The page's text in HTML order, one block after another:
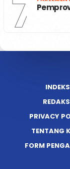
7
INDEKS
PRIVACY
TENTANG
FORM